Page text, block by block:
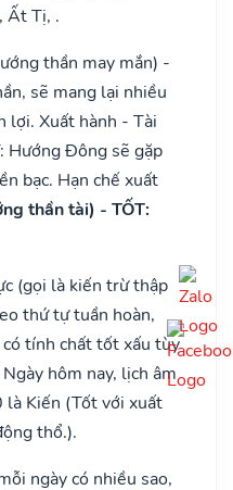
Ất Tị, .
thần may mắn) -
sẽ mang lại nhiều
lợi. Xuất hành - Tài
Hướng Đông sẽ gặp
bạc. Hạn chế xuất
thần tài) - TỐT:
(gọi là kiến trừ thập
thứ tự tuần hoàn,
tính chất tốt xấu tùy
hôm nay, lịch âm
Kiến (Tốt với xuất
thổ.).
ngày có nhiều sao,